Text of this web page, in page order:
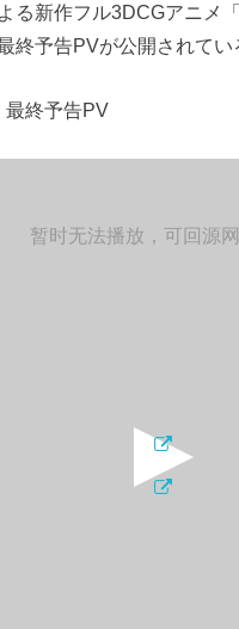
新作フル3DCGアニメ「
終予告PVが公開されてい
最終予告PV
暂时无法播放，可回源